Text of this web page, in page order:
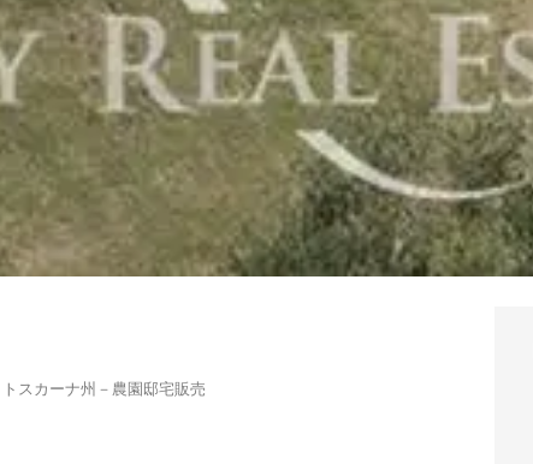
スカーナ州－農園邸宅販売